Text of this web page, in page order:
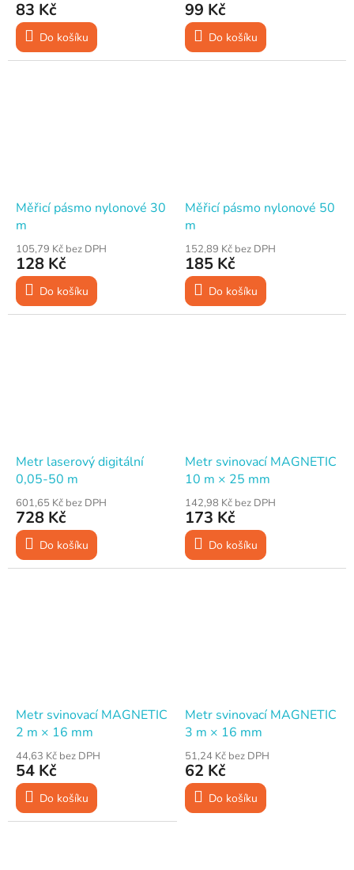
83 Kč
Do košíku
99 Kč
Do košíku
Měřicí pásmo nylonové 30
m
105,79 Kč bez DPH
128 Kč
Do košíku
Měřicí pásmo nylonové 50
m
152,89 Kč bez DPH
185 Kč
Do košíku
Metr laserový digitální
0,05-50 m
601,65 Kč bez DPH
728 Kč
Do košíku
Metr svinovací MAGNETIC
10 m × 25 mm
142,98 Kč bez DPH
173 Kč
Do košíku
Metr svinovací MAGNETIC
2 m × 16 mm
44,63 Kč bez DPH
54 Kč
Do košíku
Metr svinovací MAGNETIC
3 m × 16 mm
51,24 Kč bez DPH
62 Kč
Do košíku